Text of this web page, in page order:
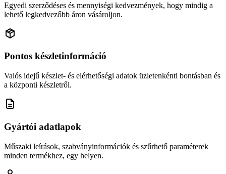
Egyedi szerződéses és mennyiségi kedvezmények, hogy mindig a
lehető legkedvezőbb áron vásároljon.
Pontos készletinformáció
Valós idejű készlet- és elérhetőségi adatok üzletenkénti bontásban és
a központi készletről.
Gyártói adatlapok
Műszaki leírások, szabványinformációk és szűrhető paraméterek
minden termékhez, egy helyen.